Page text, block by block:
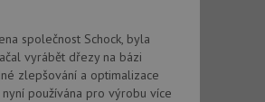
společnost Schock, byla
vyrábět dřezy na bázi
zlepšování a optimalizace
používána pro výrobu více